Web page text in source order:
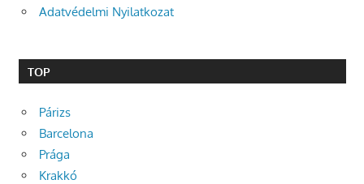
Adatvédelmi Nyilatkozat
TOP
Párizs
Barcelona
Prága
Krakkó